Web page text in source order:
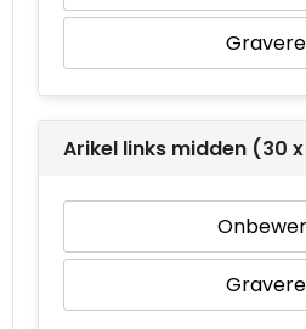
Arikel links midden (30